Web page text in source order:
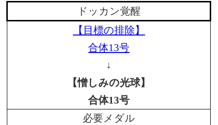
ドッカン覚醒
【目標の排除】
合体13号
↓
【憎しみの光球】
合体13号
必要メダル